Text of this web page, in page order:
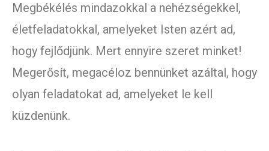
Megbékélés mindazokkal a nehézségekkel,
életfeladatokkal, amelyeket Isten azért ad,
hogy fejlődjünk. Mert ennyire szeret minket!
Megerősít, megacéloz bennünket azáltal, hogy
olyan feladatokat ad, amelyeket le kell
küzdenünk.